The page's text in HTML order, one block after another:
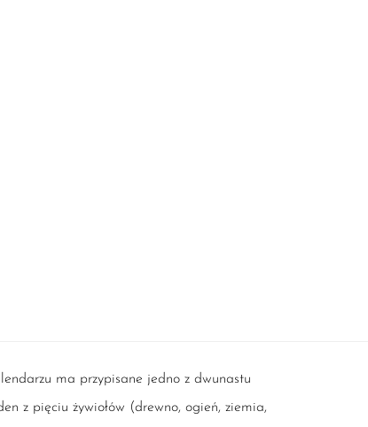
ma przypisane jedno z dwunastu
z pięciu żywiołów (drewno, ogień, ziemia,